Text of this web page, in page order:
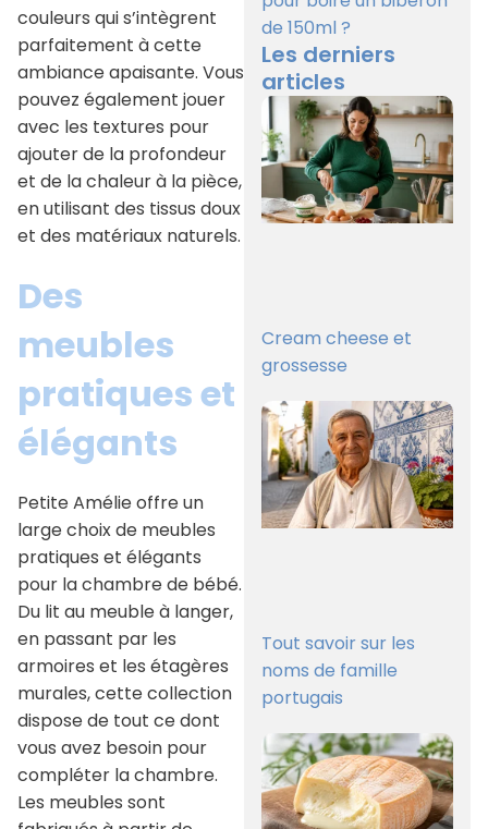
couleurs qui s’intègrent
parfaitement à cette
ambiance apaisante. Vous
pouvez également jouer
avec les textures pour
ajouter de la profondeur
et de la chaleur à la pièce,
en utilisant des tissus doux
et des matériaux naturels.
Des
meubles
pratiques et
élégants
Petite Amélie offre un
large choix de meubles
pratiques et élégants
pour la chambre de bébé.
Du lit au meuble à langer,
en passant par les
armoires et les étagères
murales, cette collection
dispose de tout ce dont
vous avez besoin pour
compléter la chambre.
Les meubles sont
de 150ml ?
Les derniers
articles
Cream cheese et
grossesse
Tout savoir sur les
noms de famille
portugais